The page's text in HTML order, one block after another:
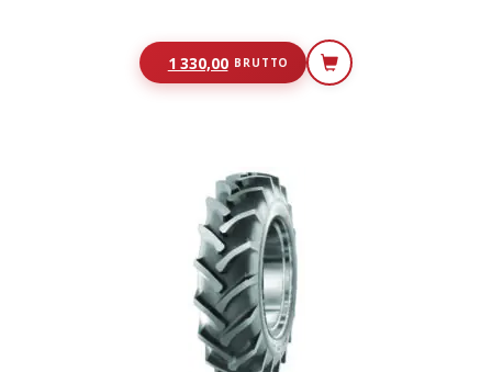
1 330,00 BRUTTO